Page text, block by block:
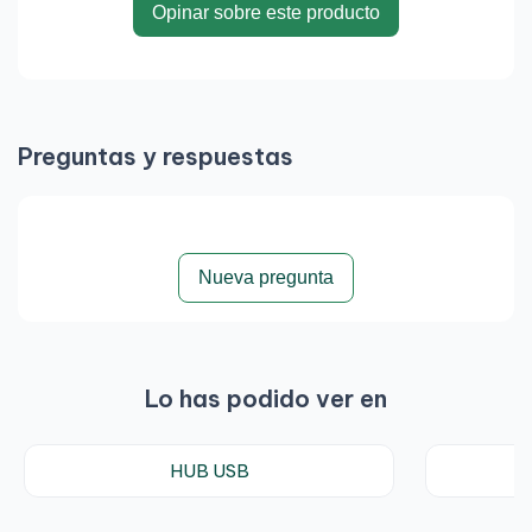
Opinar sobre este producto
Preguntas y respuestas
Nueva pregunta
Lo has podido ver en
HUB USB